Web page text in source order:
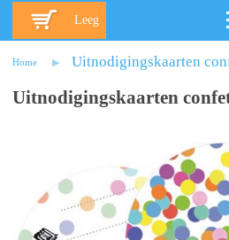
Leeg
Home Uitnodigingskaarten
Uitnodigingskaarten